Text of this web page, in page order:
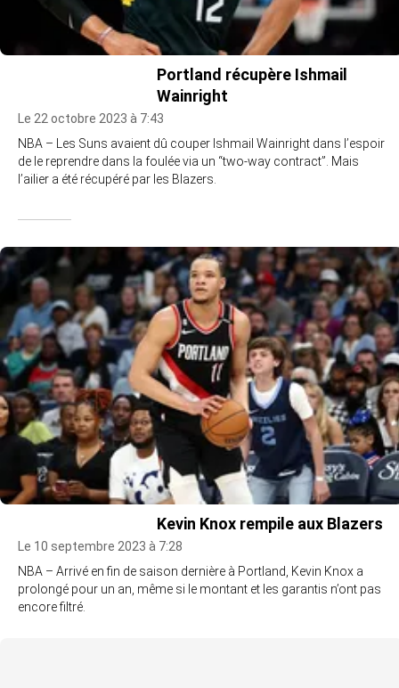
Portland récupère Ishmail
Wainright
Le 22 octobre 2023 à 7:43
NBA – Les Suns avaient dû couper Ishmail Wainright dans l’espoir
de le reprendre dans la foulée via un “two-way contract”. Mais
l’ailier a été récupéré par les Blazers.
Kevin Knox rempile aux Blazers
Le 10 septembre 2023 à 7:28
NBA – Arrivé en fin de saison dernière à Portland, Kevin Knox a
prolongé pour un an, même si le montant et les garantis n’ont pas
encore filtré.